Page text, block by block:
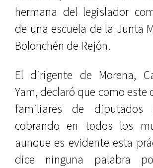
hermana del legislador
de una escuela de la Junta
Bolonchén de Rejón.
El dirigente de Morena,
Yam, declaró que como este
familiares de diputados
cobrando en todos los
aunque es evidente esta
dice ninguna palabra